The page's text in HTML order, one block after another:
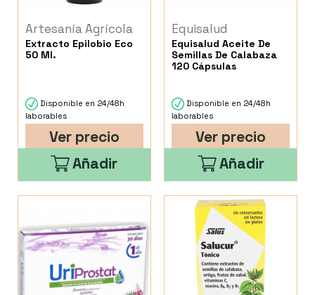
Artesanía Agrícola
Extracto Epilobio Eco
50 Ml.
Disponible en 24/48h
laborables
Ver precio
Añadir
Equisalud
Equisalud Aceite De
Semillas De Calabaza
120 Cápsulas
Disponible en 24/48h
laborables
Ver precio
Añadir